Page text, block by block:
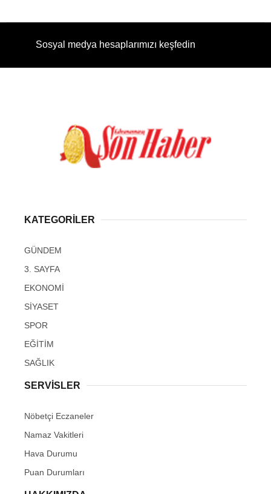
Sosyal medya hesaplarımızı keşfedin
KATEGORİLER
GÜNDEM
3. SAYFA
EKONOMİ
SİYASET
SPOR
EĞİTİM
SAĞLIK
SERVİSLER
Nöbetçi Eczaneler
Namaz Vakitleri
Hava Durumu
Puan Durumları